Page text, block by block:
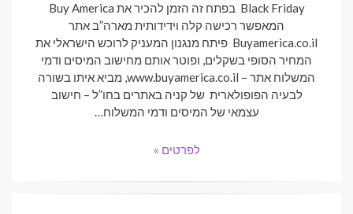
Black Friday בפתח זה הזמן להכיר את Buy America
המאפשר רכישה קלה וידידותית מארה”ב אתר
Buyamerica.co.il פיתח מנגנון המעניק לרוכש הישראלי את
המחיר הסופי בשקלים, ופוטר אותם מחישוב המיסים ודמי
המשלוח אתר – www.buyamerica.co.il, מביא איתו בשורה
לבעיה הפופולארית של קניה באתרים בחו”ל – חישוב
עצמאי של המיסים ודמי המשלוח…
לפרטים »